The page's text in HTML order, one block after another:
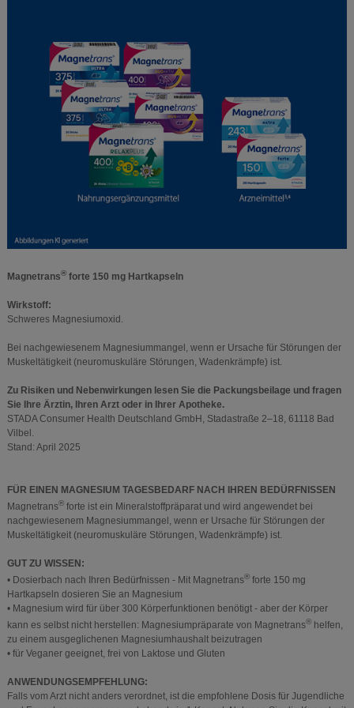
Magnetrans®forte 150 mg Hartkapseln
Wirkstoff:
Schweres Magnesiumoxid.
Bei nachgewiesenem Magnesiummangel, wenn er Ursache für Störungen der
Muskeltätigkeit (neuromuskuläre Störungen, Wadenkrämpfe) ist.
Zu Risiken und Nebenwirkungen lesen Sie die Packungsbeilage und fragen
Sie Ihre Ärztin, Ihren Arzt oder in Ihrer Apotheke.
STADA Consumer Health Deutschland GmbH, Stadastraße 2–18, 61118 Bad
Vilbel.
Stand: April 2025
FÜR EINEN MAGNESIUM TAGESBEDARF NACH IHREN BEDÜRFNISSEN
Magnetrans®forte ist ein Mineralstoffpräparat und wird angewendet bei
nachgewiesenem Magnesiummangel, wenn er Ursache für Störungen der
Muskeltätigkeit (neuromuskuläre Störungen, Wadenkrämpfe) ist.
GUT ZU WISSEN:
• Dosierbach nach Ihren Bedürfnissen - Mit Magnetrans®forte 150 mg
Hartkapseln dosieren Sie an Magnesium
• Magnesium wird für über 300 Körperfunktionen benötigt - aber der Körper
kann es selbst nicht herstellen: Magnesiumpräparate von Magnetrans®helfen,
zu einem ausgeglichenen Magnesiumhaushalt beizutragen
• für Veganer geeignet, frei von Laktose und Gluten
ANWENDUNGSEMPFEHLUNG:
Falls vom Arzt nicht anders verordnet, ist die empfohlene Dosis für Jugendliche